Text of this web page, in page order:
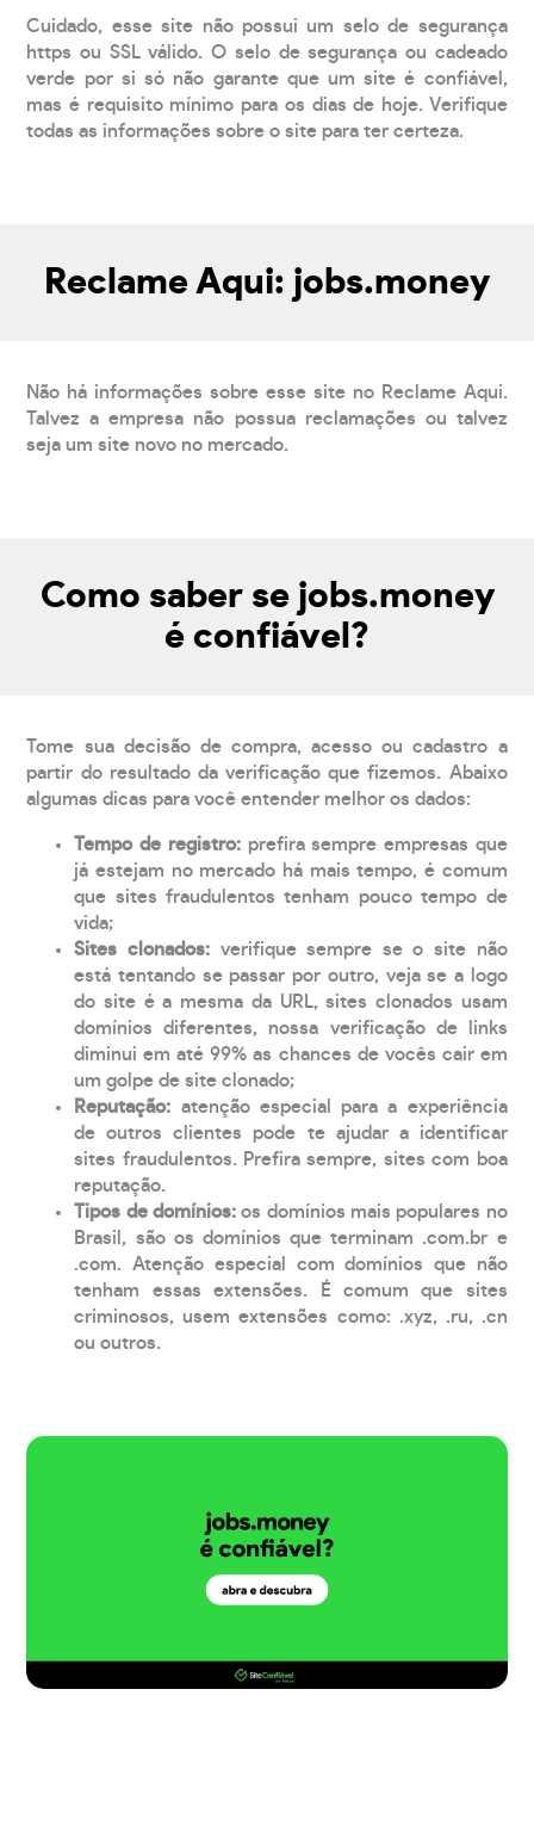
Cuidado, esse site não possui um selo de segurança
https ou SSL válido. O selo de segurança ou cadeado
verde por si só não garante que um site é confiável,
mas é requisito mínimo para os dias de hoje. Verifique
todas as informações sobre o site para ter certeza.
Reclame Aqui: jobs.money
Não há informações sobre esse site no Reclame Aqui.
Talvez a empresa não possua reclamações ou talvez
seja um site novo no mercado.
Como saber se jobs.money
é confiável?
Tome sua decisão de compra, acesso ou cadastro a
partir do resultado da verificação que fizemos. Abaixo
algumas dicas para você entender melhor os dados:
Tempo de registro: prefira sempre empresas que
já estejam no mercado há mais tempo, é comum
que sites fraudulentos tenham pouco tempo de
vida;
Sites clonados: verifique sempre se o site não
está tentando se passar por outro, veja se a logo
do site é a mesma da URL, sites clonados usam
domínios diferentes, nossa verificação de links
diminui em até 99% as chances de vocês cair em
um golpe de site clonado;
Reputação: atenção especial para a experiência
de outros clientes pode te ajudar a identificar
sites fraudulentos. Prefira sempre, sites com boa
reputação.
Tipos de domínios:os domínios mais populares no
Brasil, são os domínios que terminam .com.br e
.com. Atenção especial com domínios que não
tenham essas extensões. É comum que sites
criminosos, usem extensões como: .xyz, .ru, .cn
ou outros.